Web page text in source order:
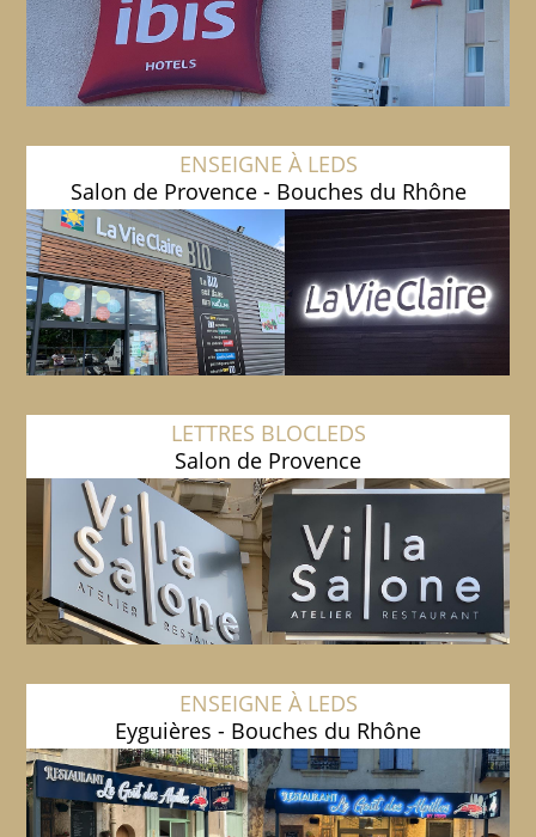
ENSEIGNE À LEDS
Salon de Provence - Bouches du Rhône
LETTRES BLOCLEDS
Salon de Provence
ENSEIGNE À LEDS
Eyguières - Bouches du Rhône